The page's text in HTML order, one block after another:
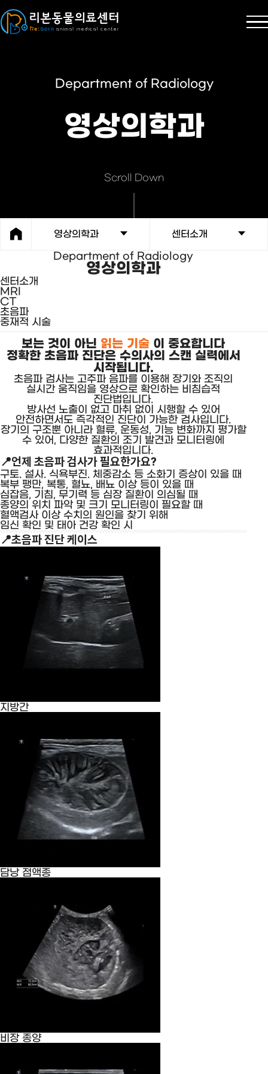
Department of Radiology
영상의학과
Scroll Down
영상의학과 센터소개
Department of Radiology
영상의학과
센터소개
MRI
CT
초음파
중재적 시술
보는 것이 아닌 읽는 기술 이 중요합니다
정확한 초음파 진단은 수의사의 스캔 실력에서
시작됩니다.
초음파 검사는 고주파 음파를 이용해 장기와 조직의
실시간 움직임을 영상으로 확인하는 비침습적
진단법입니다.
방사선 노출이 없고 마취 없이 시행할 수 있어
안전하면서도 즉각적인 진단이 가능한 검사입니다.
장기의 구조뿐 아니라 혈류, 운동성, 기능 변화까지 평가할
수 있어, 다양한 질환의 조기 발견과 모니터링에
효과적입니다.
📍언제 초음파 검사가 필요한가요?
구토. 설사. 식욕부진. 체중감소 등 소화기 증상이 있을 때
복부 팽만, 복통, 혈뇨, 배뇨 이상 등이 있을 때
심잡음, 기침, 무기력 등 심장 질환이 의심될 때
종양의 위치 파악 및 크기 모니터링이 필요할 때
혈액검사 이상 수치의 원인을 찾기 위해
임신 확인 및 태아 건강 확인 시
📍초음파 진단 케이스
지방간
담낭 점액종
비장 종양